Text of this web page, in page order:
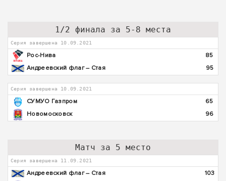
1/2 финала за 5-8 места
Серия завершена 10.09.2021
Рос-Нива
85
Андреевский флаг – Стая
95
Серия завершена 10.09.2021
СУМУО Газпром
65
Новомосковск
96
Матч за 5 место
Серия завершена 11.09.2021
Андреевский флаг – Стая
103